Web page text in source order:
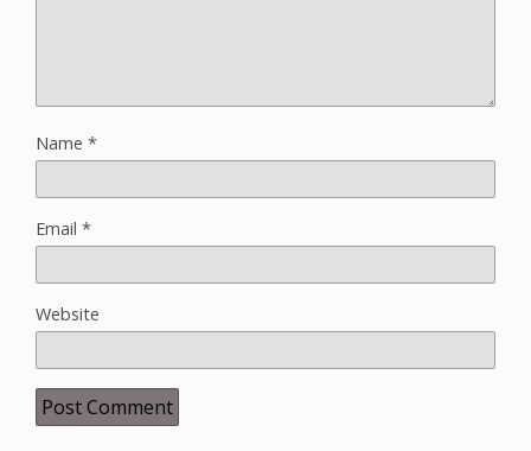
Name *
Email *
Website